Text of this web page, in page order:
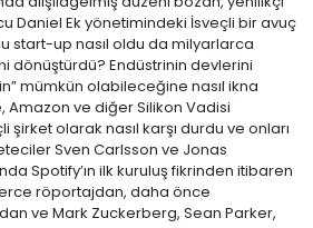
Daniel Ek yönetimindeki İsveçli bir avuç
start-up nasıl oldu da milyarlarca
dönüştürdü? Endüstrinin devlerini
mümkün olabileceğine nasıl ikna
ve diğer Silikon Vadisi
olarak nasıl karşı durdu ve onları
Sven Carlsson ve Jonas
Spotify’ın ilk kuruluş fikrinden itibaren
röportajdan, daha önce
ve Mark Zuckerberg, Sean Parker,